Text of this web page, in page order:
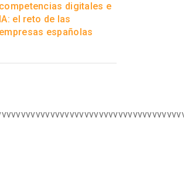
competencias digitales e
IA: el reto de las
empresas españolas